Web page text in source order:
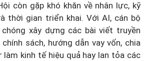
còn gặp khó khăn về nhân lực, kỹ
thời gian triển khai. Với AI, cán bộ
xây dựng các bài viết truyền
sách, hướng dẫn vay vốn, chia
làm kinh tế hiệu quả hay lan tỏa các